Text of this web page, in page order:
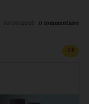
10/06/2026 0 commentaire
FP